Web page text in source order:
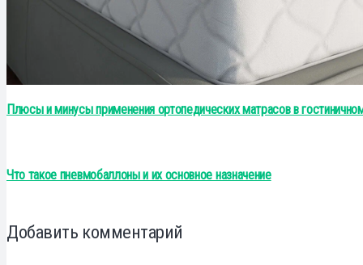
Плюсы и минусы применения ортопедических матрасов в
Что такое пневмобаллоны и их основное назначение
Добавить комментарий